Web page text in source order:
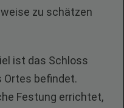
zu schätzen
ist das Schloss
Ortes befindet.
Festung errichtet,